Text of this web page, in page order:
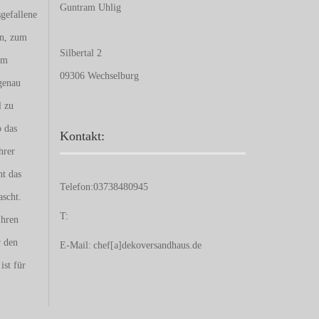
zum
zu
das
das
den
ist für
Guntram Uhlig
Silbertal 2
09306 Wechselburg
Kontakt:
Telefon:03738480945
T:
E-Mail: chef[a]dekoversandhaus.de